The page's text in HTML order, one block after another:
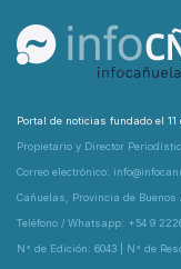
Portal de noticias fundado el 11
Propietario y Director
Correo electrónico:
Cañuelas, Provincia de Buenos
Teléfono / Whatsapp: +54 9
N° de Edición: 6043 | N° de